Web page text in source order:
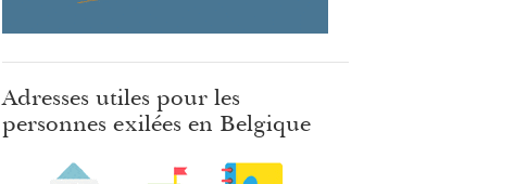
Adresses utiles pour les
personnes exilées en Belgique